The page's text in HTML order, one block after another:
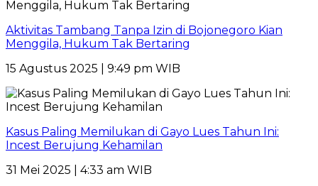
Aktivitas Tambang Tanpa Izin di Bojonegoro Kian
Menggila, Hukum Tak Bertaring
15 Agustus 2025 | 9:49 pm WIB
Kasus Paling Memilukan di Gayo Lues Tahun Ini:
Incest Berujung Kehamilan
31 Mei 2025 | 4:33 am WIB